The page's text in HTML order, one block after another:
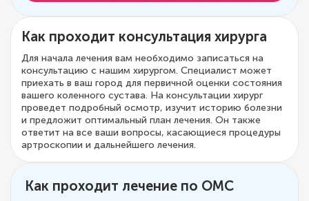
Как проходит консультация хирурга
Для начала лечения вам необходимо записаться на
консультацию с нашим хирургом. Специалист может
приехать в ваш город для первичной оценки состояния
вашего коленного сустава. На консультации хирург
проведет подробный осмотр, изучит историю болезни
и предложит оптимальный план лечения. Он также
ответит на все ваши вопросы, касающиеся процедуры
артроскопии и дальнейшего лечения.
Как проходит лечение по ОМС